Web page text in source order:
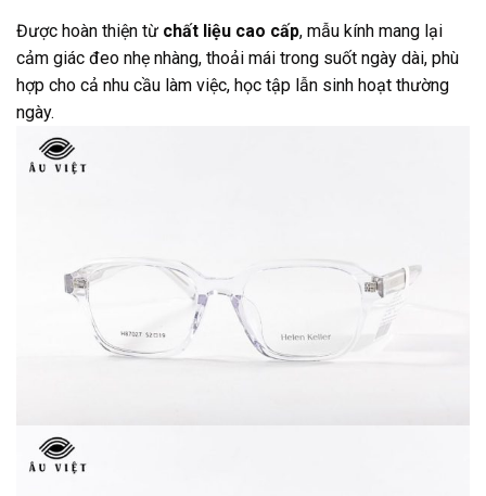
Được hoàn thiện từ chất liệu cao cấp, mẫu kính mang lại
cảm giác đeo nhẹ nhàng, thoải mái trong suốt ngày dài, phù
hợp cho cả nhu cầu làm việc, học tập lẫn sinh hoạt thường
ngày.